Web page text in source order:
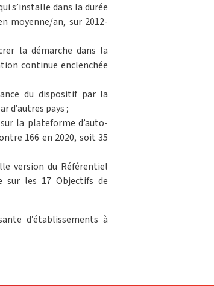
s’installe dans la durée
moyenne/an, sur 2012-
la démarche dans la
continue enclenchée
du dispositif par la
d’autres pays ;
la plateforme d’auto-
166 en 2020, soit 35
version du Référentiel
sur les 17 Objectifs de
d’établissements à